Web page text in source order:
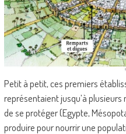
Petit à petit, ces premiers
représentaient jusqu’à
de se protéger (Egypte,
produire pour nourrir une